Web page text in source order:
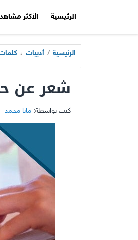
الرئيسية الأكثر
الرئيسية / أدبيات ،
شعر عن
كتب بواسطة: مايا محمد